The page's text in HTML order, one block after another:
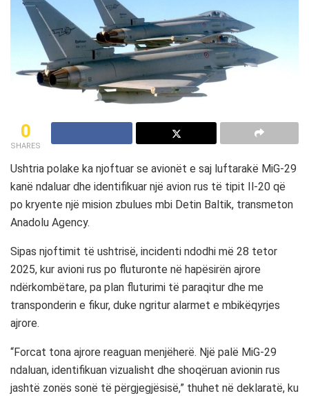
0
SHARES
Ushtria polake ka njoftuar se avionët e saj luftarakë MiG-29
kanë ndaluar dhe identifikuar një avion rus të tipit Il-20 që
po kryente një mision zbulues mbi Detin Baltik, transmeton
Anadolu Agency.
Sipas njoftimit të ushtrisë, incidenti ndodhi më 28 tetor
2025, kur avioni rus po fluturonte në hapësirën ajrore
ndërkombëtare, pa plan fluturimi të paraqitur dhe me
transponderin e fikur, duke ngritur alarmet e mbikëqyrjes
ajrore.
“Forcat tona ajrore reaguan menjëherë. Një palë MiG-29
ndaluan, identifikuan vizualisht dhe shoqëruan avionin rus
jashtë zonës sonë të përgjegjësisë,” thuhet në deklaratë, ku